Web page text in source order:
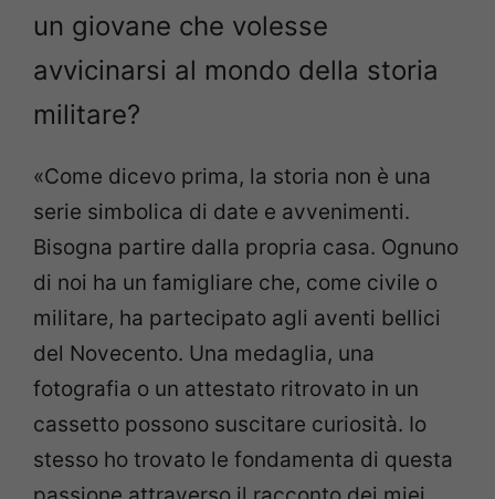
un giovane che volesse
avvicinarsi al mondo della storia
militare?
«Come dicevo prima, la storia non è una
serie simbolica di date e avvenimenti.
Bisogna partire dalla propria casa. Ognuno
di noi ha un famigliare che, come civile o
militare, ha partecipato agli aventi bellici
del Novecento. Una medaglia, una
fotografia o un attestato ritrovato in un
cassetto possono suscitare curiosità. Io
stesso ho trovato le fondamenta di questa